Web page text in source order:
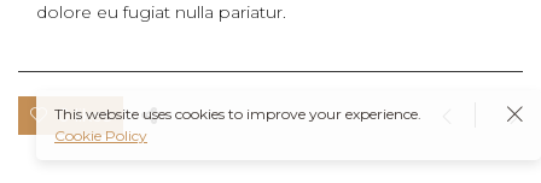
dolore eu fugiat nulla pariatur.
0 likes
This website uses cookies to improve your experience.
Cookie Policy